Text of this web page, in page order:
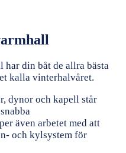
din båt de allra bästa
kalla vinterhalvåret.
dynor och kapell står
även arbetet med att
och kylsystem för